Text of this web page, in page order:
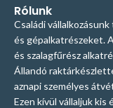
Rólunk
Családi
és gépalkatrészeket.
és szalagfűrész
Állandó
aznapi személyes
Ezen kívül vállaljuk kis